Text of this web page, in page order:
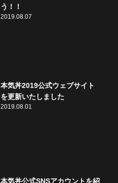
う！！
2019.08.07
本気丼2019公式ウェブサイト
を更新いたしました
2019.08.01
本気丼公式SNSアカウントを紹